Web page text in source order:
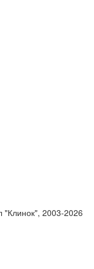
"Клинок", 2003-2026